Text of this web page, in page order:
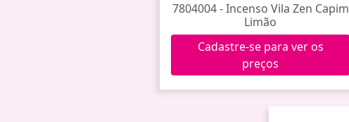
7804004 - Incenso Vila Zen Capim
Limão
Cadastre-se para ver os
preços